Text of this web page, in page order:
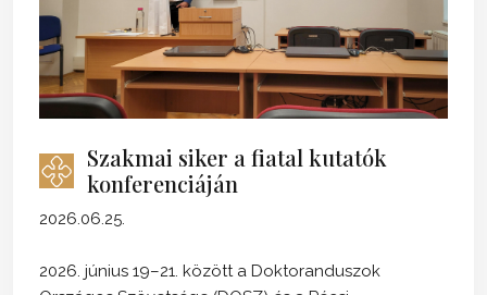
Szakmai siker a fiatal kutatók
konferenciáján
2026.06.25.
2026. június 19–21. között a Doktoranduszok